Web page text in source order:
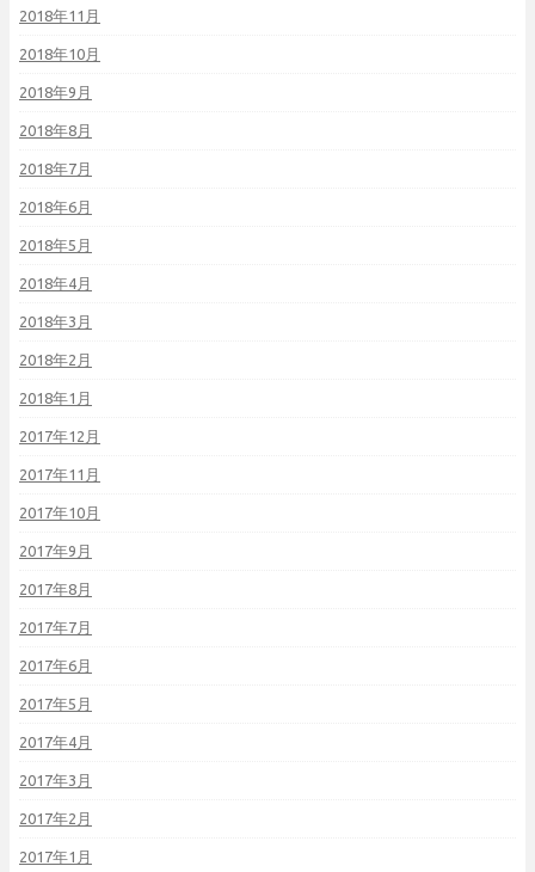
2018年11月
2018年10月
2018年9月
2018年8月
2018年7月
2018年6月
2018年5月
2018年4月
2018年3月
2018年2月
2018年1月
2017年12月
2017年11月
2017年10月
2017年9月
2017年8月
2017年7月
2017年6月
2017年5月
2017年4月
2017年3月
2017年2月
2017年1月